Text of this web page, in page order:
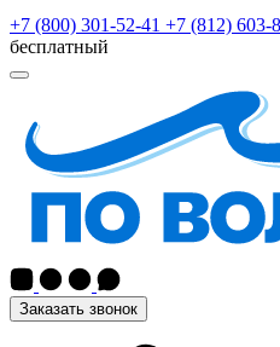
+7 (800) 301-52-41 +7 (812) 603-
бесплатный
Заказать звонок